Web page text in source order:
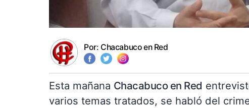
Por: Chacabuco en Red
Esta mañana Chacabuco en Red
varios temas tratados, se habló del